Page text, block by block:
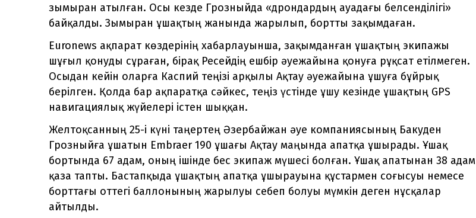
зымыран атылған. Осы кезде Грозныйда «дрондардың ауадағы белсенділігі»
байқалды. Зымыран ұшақтың жанында жарылып, бортты зақымдаған.
Euronews ақпарат көздерінің хабарлауынша, зақымданған ұшақтың экипажы
шұғыл қонуды сұраған, бірақ Ресейдің ешбір әуежайына қонуға рұқсат етілмеген.
Осыдан кейін оларға Каспий теңізі арқылы Ақтау әуежайына ұшуға бұйрық
берілген. Қолда бар ақпаратқа сәйкес, теңіз үстінде ұшу кезінде ұшақтың GPS
навигациялық жүйелері істен шыққан.
Желтоқсанның 25-і күні таңертең Әзербайжан әуе компаниясының Бакуден
Грозныйға ұшатын Embraer 190 ұшағы Ақтау маңында апатқа ұшырады. Ұшақ
бортында 67 адам, оның ішінде бес экипаж мүшесі болған. Ұшақ апатынан 38 адам
қаза тапты. Бастапқыда ұшақтың апатқа ұшырауына құстармен соғысуы немесе
борттағы оттегі баллонының жарылуы себеп болуы мүмкін деген нұсқалар
айтылды.